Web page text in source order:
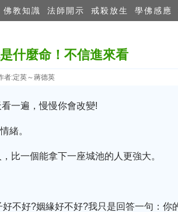
佛教知識 法師開示 戒殺放生 學佛感應
什麼命！不信進來看
者:定英～蔣德英
一遍，慢慢你會改變!
緒。
比一個能拿下一座城池的人更強大。
不好?姻緣好不好?我只是回答一句：你